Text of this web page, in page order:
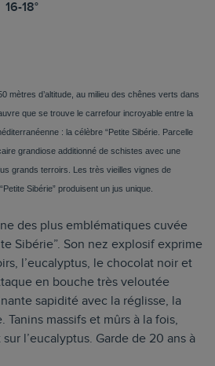
16-18°
mètres d’altitude, au milieu des chênes verts dans
que se trouve le carrefour incroyable entre la
: la célèbre “Petite Sibérie. Parcelle
grandiose additionné de schistes avec une
grands terroirs. Les très vieilles vignes de
Sibérie” produisent un jus unique.
des plus emblématiques cuvée
Sibérie”. Son nez explosif exprime
l’eucalyptus, le chocolat noir et
en bouche très veloutée
sapidité avec la réglisse, la
massifs et mûrs à la fois,
l’eucalyptus. Garde de 20 ans à